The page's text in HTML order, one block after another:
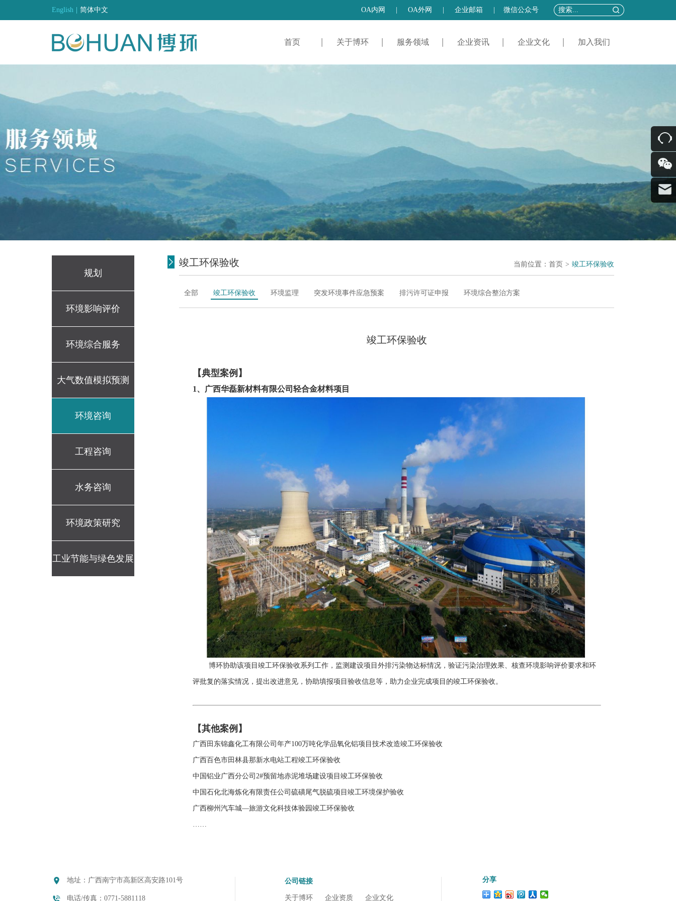
English 简体中文 微信公众号
OA内网 OA外网 企业邮箱
首页 关于博环 服务领域 企业资讯 企业文化 加入我们
规划
环境影响评价
环境综合服务
大气数值模拟预测
环境咨询
工程咨询
水务咨询
环境政策研究
工业节能与绿色发展
竣工环保验收 当前位置： 首页 > 竣工环保验收
全部 竣工环保验收 环境监理 突发环境事件应急预案 排污许可证申报 环境综合整治方案
竣工环保验收
【典型案例】
1、广西华磊新材料有限公司轻合金材料项目
博环协助该项目竣工环保验收系列工作，监测建设项目外排污染物达标情况，验证污染治理效果、核查环境影响评价要求和环
评批复的落实情况，提出改进意见，协助填报项目验收信息等，助力企业完成项目的竣工环保验收。
【其他案例】
广西田东锦鑫化工有限公司年产100万吨化学品氧化铝项目技术改造竣工环保验收
广西百色市田林县那新水电站工程竣工环保验收
中国铝业广西分公司2#预留地赤泥堆场建设项目竣工环保验收
中国石化北海炼化有限责任公司硫磺尾气脱硫项目竣工环境保护验收
广西柳州汽车城—旅游文化科技体验园竣工环保验收
……
地址：广西南宁市高新区高安路101号
电话/传真：0771-5881118
公司链接
关于博环 企业资质 企业文化
分享